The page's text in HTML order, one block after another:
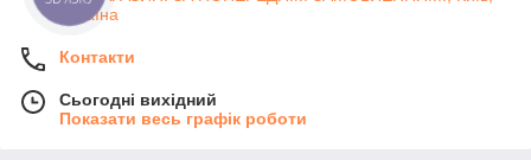
Україна
Контакти
Сьогодні вихідний
Показати весь графік роботи